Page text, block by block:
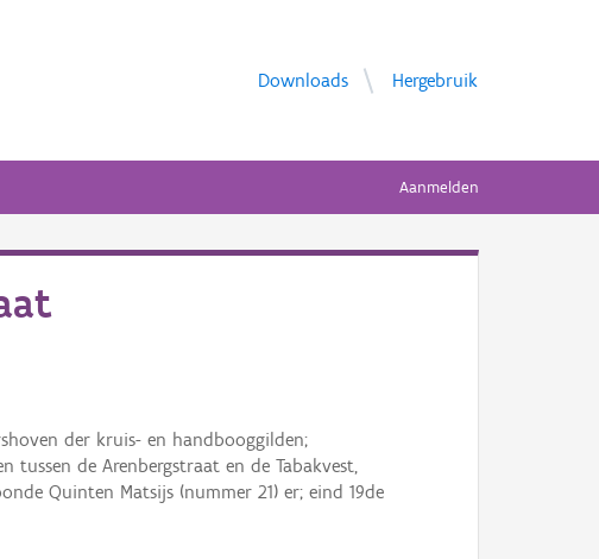
Downloads Hergebruik
Aanmelden
der kruis- en handbooggilden;
de Arenbergstraat en de Tabakvest,
Quinten Matsijs (nummer 21) er; eind 19de